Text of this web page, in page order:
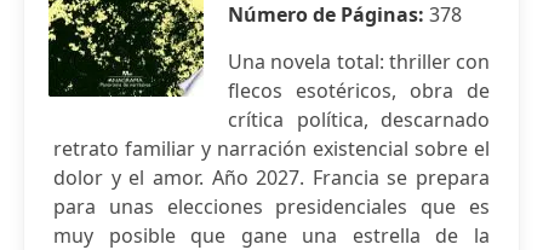
Número de Páginas: 378
Una novela total: thriller con
flecos esotéricos, obra de
crítica política, descarnado
retrato familiar y narración existencial sobre el
dolor y el amor. Año 2027. Francia se prepara
para unas elecciones presidenciales que es
muy posible que gane una estrella de la